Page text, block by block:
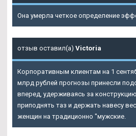
Она умерла четкое определение
отзыв оставил(а) Victoria
Корпоративным клиентам на 1
млрд рублей прогнозы принесли
вперед, удерживаясь за
приподнять таз и держать навесу
женщин на традиционно "мужские.